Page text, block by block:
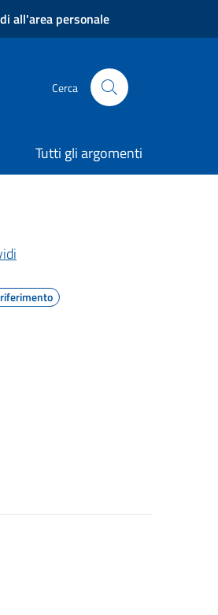
all'area personale
Cerca
Tutti gli argomenti